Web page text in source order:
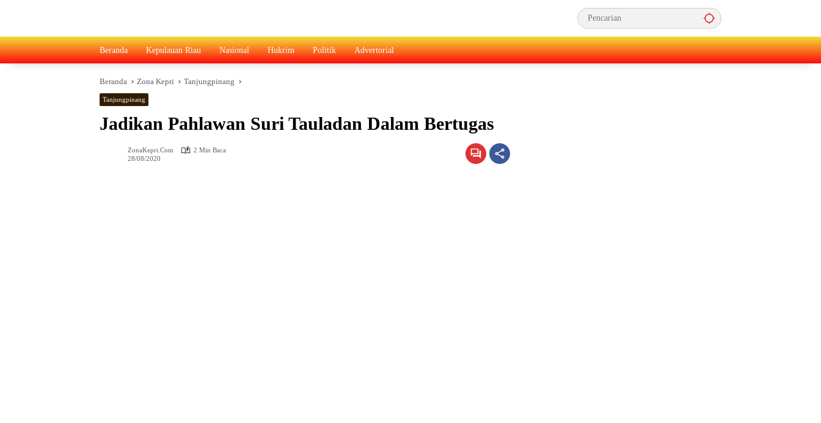
Beranda Kepulauan Riau Nasional Hukrim Politik Advertorial
Beranda Zona Kepri Tanjungpinang
Tanjungpinang
Jadikan Pahlawan Suri Tauladan Dalam Bertugas
ZonaKepri.com
2 Min Baca
28/08/2020